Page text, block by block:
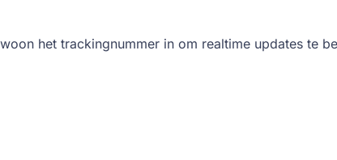
het trackingnummer in om realtime updates te